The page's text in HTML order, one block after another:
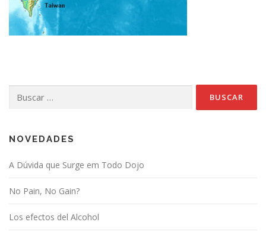
NOVEDADES
A Dúvida que Surge em Todo Dojo
No Pain, No Gain?
Los efectos del Alcohol